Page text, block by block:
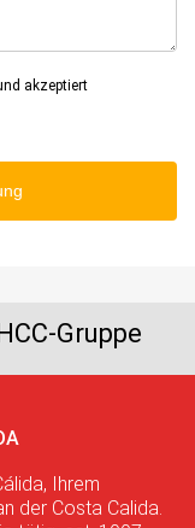
akzeptiert
Gruppe
Ihrem
der Costa Calida.